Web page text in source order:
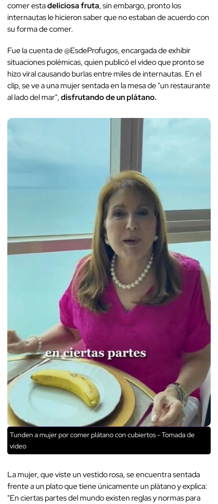
comer estadeliciosa fruta, sin embargo, pronto los
internautas le hicieron saber que no estaban de acuerdo con
su forma de comer.
Fue la cuenta de @EsdeProfugos, encargada de exhibir
situaciones polémicas, quien publicó el video que pronto se
hizo viral causando burlas entre miles de internautas. En el
clip, se ve a una mujer sentada en la mesa de "un restaurante
al lado del mar",disfrutando de un plátano.
Tunden a mujer por comer plátano con cubiertos - Tomada de
video
La mujer, que viste un vestido rosa, se encuentra sentada
frente a un plato que tiene únicamente un plátano y explica:
"En ciertas partes del mundo existen reglas y normas para